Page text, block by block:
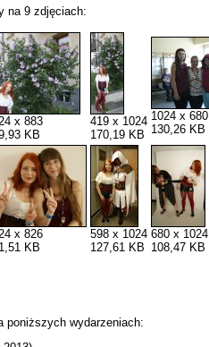
na 9 zdjęciach:
x 883
KB
419 x 1024
170,19 KB
1024 x 680
130,26 KB
x 826
KB
598 x 1024
127,61 KB
680 x 1024
108,47 KB
poniższych wydarzeniach: